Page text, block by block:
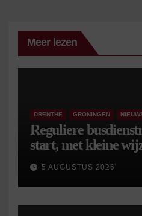
Meer lezen
DRENTHE GRONINGEN
Reguliere
start, met kleine
5 AUGUSTUS 2026